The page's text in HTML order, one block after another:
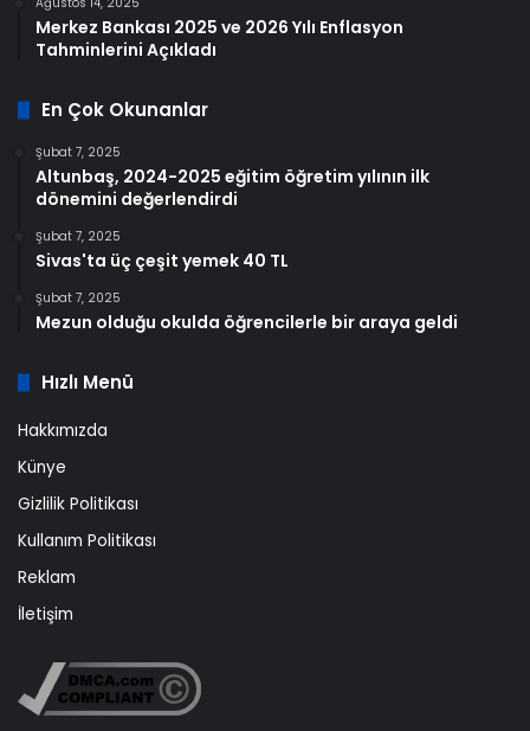
Merkez Bankası 2025 ve 2026 Yılı Enflasyon
Tahminlerini Açıkladı
En Çok Okunanlar
Şubat 7, 2025
Altunbaş, 2024-2025 eğitim öğretim yılının ilk
dönemini değerlendirdi
Şubat 7, 2025
Sivas'ta üç çeşit yemek 40 TL
Şubat 7, 2025
Mezun olduğu okulda öğrencilerle bir araya geldi
Hızlı Menü
Hakkımızda
Künye
Gizlilik Politikası
Kullanım Politikası
Reklam
İletişim